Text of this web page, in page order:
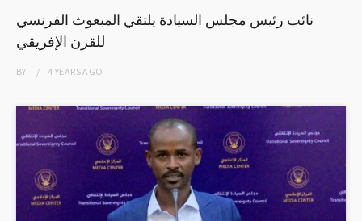
نائب رئيس مجلس السيادة يلتقي المبعوث الفرنسي
للقرن الإفريقي
BY 4 YEARSAGO